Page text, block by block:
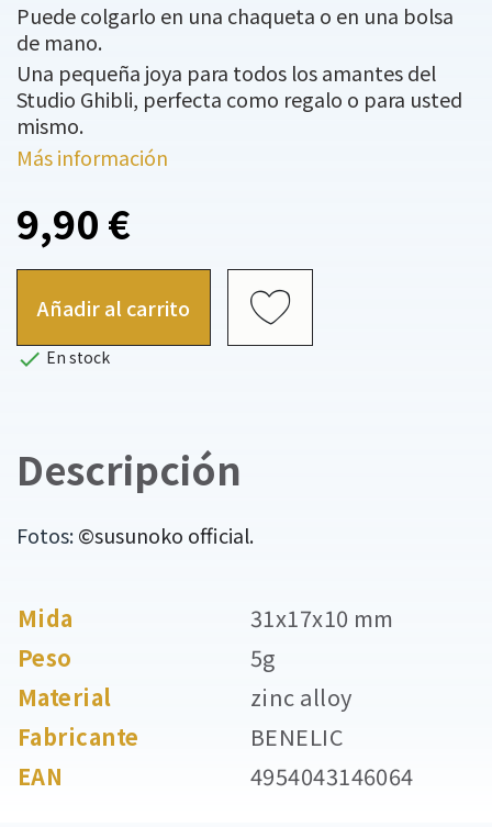
Puede colgarlo en una chaqueta o en una bolsa
de mano.
Una pequeña joya para todos los amantes del
Studio Ghibli, perfecta como regalo o para usted
mismo.
Más información
9,90 €
Añadir al carrito
 En stock
Descripción
Fotos:©susunoko official.
Mida
31x17x10 mm
Peso
5g
Material
zinc alloy
Fabricante
BENELIC
EAN
4954043146064